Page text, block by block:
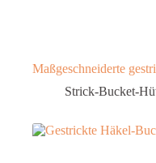
Maßgeschneiderte
Strick-Bucket-